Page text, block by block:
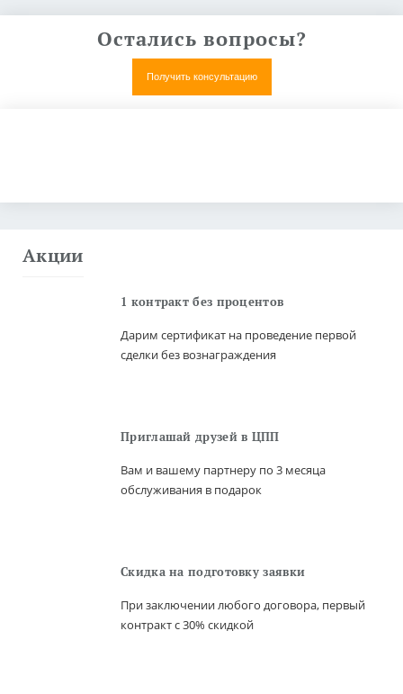
Остались вопросы?
Получить консультацию
Акции
1 контракт без процентов
Дарим сертификат на проведение первой
сделки без вознаграждения
Приглашай друзей в ЦПП
Вам и вашему партнеру по 3 месяца
обслуживания в подарок
Скидка на подготовку заявки
При заключении любого договора, первый
контракт с 30% скидкой